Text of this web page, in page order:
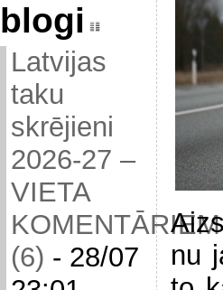
blogi
Latvijas
taku
skrējieni
2026-27 –
VIETA
KOMENTĀRIEM
(6) - 28/07
nu